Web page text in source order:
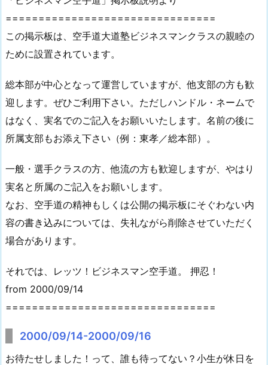
================================
この掲示板は、空手道大道塾ビジネスマンクラスの親睦の
ために設置されています。
総本部が中心となって運営していますが、他支部の方も歓
迎します。ぜひご利用下さい。ただしハンドル・ネームで
はなく、実名でのご記入をお願いいたします。名前の後に
所属支部もお添え下さい（例：東孝／総本部）。
一般・選手クラスの方、他流の方も歓迎しますが、やはり
実名と所属のご記入をお願いします。
なお、空手道の精神もしくは公開の掲示板にそぐわない内
容の書き込みについては、失礼ながら削除させていただく
場合があります。
それでは、レッツ！ビジネスマン空手道。 押忍！
from 2000/09/14
================================
2000/09/14-2000/09/16
お待たせしました！って、誰も待ってない？小生が休日を